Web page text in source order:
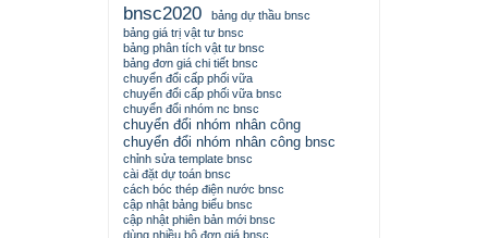
bnsc2020
bảng dự thầu bnsc
bảng giá trị vật tư bnsc
bảng phân tích vật tư bnsc
bảng đơn giá chi tiết bnsc
chuyển đổi cấp phối vữa
chuyển đổi cấp phối vữa bnsc
chuyển đổi nhóm nc bnsc
chuyển đổi nhóm nhân công
chuyển đổi nhóm nhân công bnsc
chỉnh sửa template bnsc
cài đặt dự toán bnsc
cách bóc thép điện nước bnsc
cập nhật bảng biểu bnsc
cập nhật phiên bản mới bnsc
dùng nhiều bộ đơn giá bnsc